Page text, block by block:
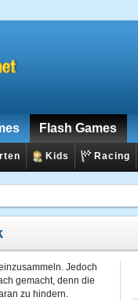
Flash Games
Kids Racing
Jedoch
gemacht, denn die
zu hindern.